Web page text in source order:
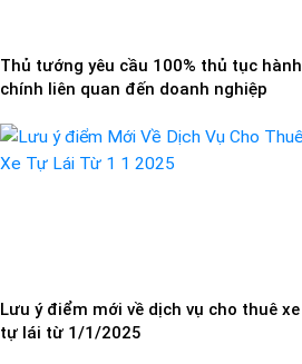
Thủ tướng yêu cầu 100% thủ tục hành
chính liên quan đến doanh nghiệp
Lưu ý điểm mới về dịch vụ cho thuê xe
tự lái từ 1/1/2025